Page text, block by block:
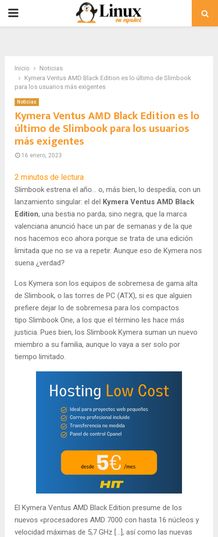
PRIMARY
Inicio
Noticias
Kymera Ventus AMD Black Edition es lo último de Slimbook
para los usuarios más exigentes
Noticias
Kymera Ventus AMD Black Edition es lo
último de Slimbook para los usuarios
más exigentes
16 enero, 2023
2 minutos de lectura
Slimbook estrena el año… o, más bien, lo despedía, con un
lanzamiento singular: el del Kymera Ventus AMD Black
Edition, una bestia no parda, sino negra, que la marca
valenciana anunció hace un par de semanas y de la que
nos hacemos eco ahora porque se trata de una edición
limitada que no se va a repetir. Aunque eso de Kymera nos
suena ¿verdad?
Los Kymera son los equipos de sobremesa de gama alta
de Slimbook, o las torres de PC (ATX), si es que alguien
prefiere dejar lo de sobremesa para los compactos
tipo Slimbook One, a los que el término les hace más
justicia. Pues bien, los Slimbook Kymera suman un nuevo
miembro a su familia, aunque lo vaya a ser solo por
tiempo limitado.
El Kymera Ventus AMD Black Edition presume de los
nuevos «procesadores AMD 7000 con hasta 16 núcleos y
velocidad máximas de 5,7 GHz […], así como las nuevas